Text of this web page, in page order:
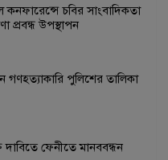
কনফারেন্সে চবির সাংবাদিকতা
প্রবন্ধ উপস্থাপন
পুলিশের তালিকা
ফেনীতে মানববন্ধন